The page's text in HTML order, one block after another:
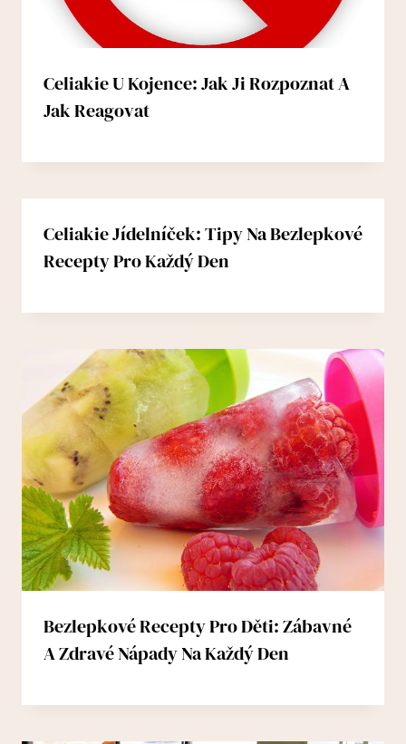
Celiakie U Kojence: Jak Ji Rozpoznat A
Jak Reagovat
Celiakie Jídelníček: Tipy Na Bezlepkové
Recepty Pro Každý Den
Bezlepkové Recepty Pro Děti: Zábavné
A Zdravé Nápady Na Každý Den